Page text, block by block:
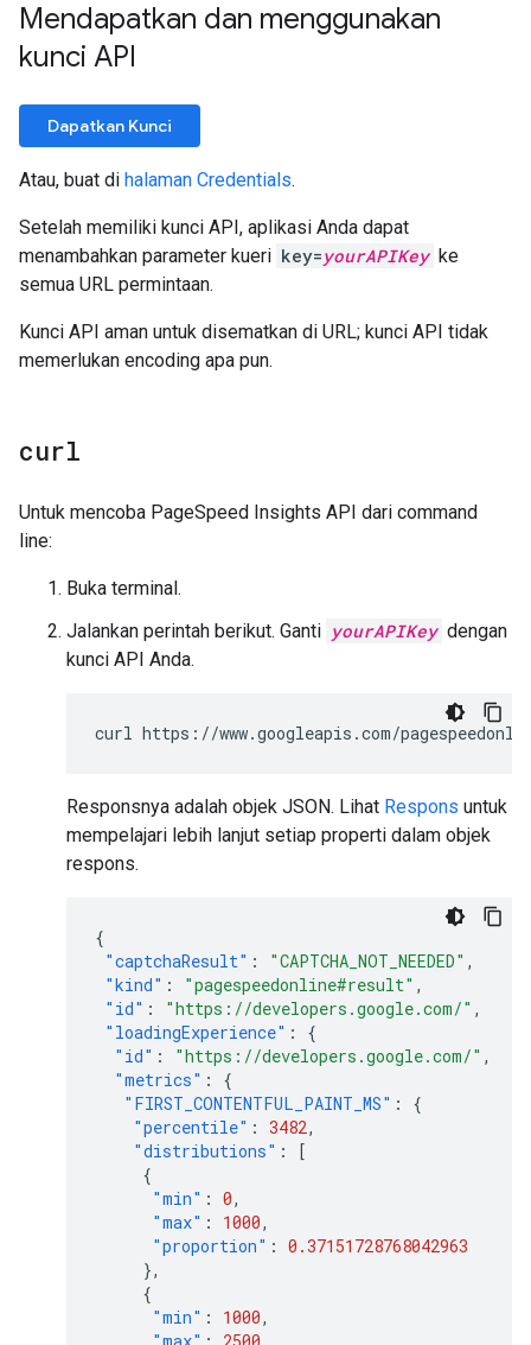
Mendapatkan dan menggunakan
kunci API
Dapatkan Kunci
Atau, buat di halaman Credentials.
Setelah memiliki kunci API, aplikasi Anda dapat
menambahkan parameter kueri key=yourAPIKey ke
semua URL permintaan.
Kunci API aman untuk disematkan di URL; kunci API tidak
memerlukan encoding apa pun.
curl
Untuk mencoba PageSpeed Insights API dari command
line:
Buka terminal.
Jalankan perintah berikut. Ganti yourAPIKey dengan
kunci API Anda.
curl https://www.googleapis.com/
Responsnya adalah objek JSON. Lihat Respons untuk
mempelajari lebih lanjut setiap properti dalam objek
respons.
{
"captchaResult" : "CAPTCHA_NOT_NEEDED" ,
"kind" : "pagespeedonline#result" ,
"id" : "https://developers.google.com/" ,
"loadingExperience" :
{
"id" : "https://developers.google.com/" ,
"metrics" :
{
"FIRST_CONTENTFUL_PAINT_MS" :
{
"percentile" : 3482,
"distributions" :
[
{
"min" : 0,
"max" : 1000,
"proportion" : 0.37151728768042963
},
{
"min" : 1000,